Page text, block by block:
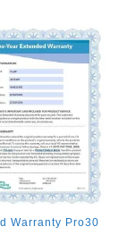
Warranty Pro30